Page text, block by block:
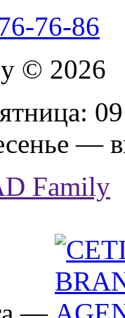
76-86
© 2026
—
Family